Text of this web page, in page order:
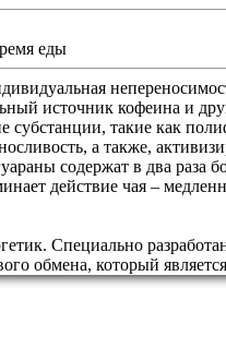
еды
источник кофеина и
субстанции, такие как
а также,
содержат в два раза
действие чая –
Специально
обмена, который